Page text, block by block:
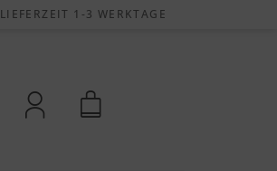
LIEFERZEIT 1-3 WERKTAGE